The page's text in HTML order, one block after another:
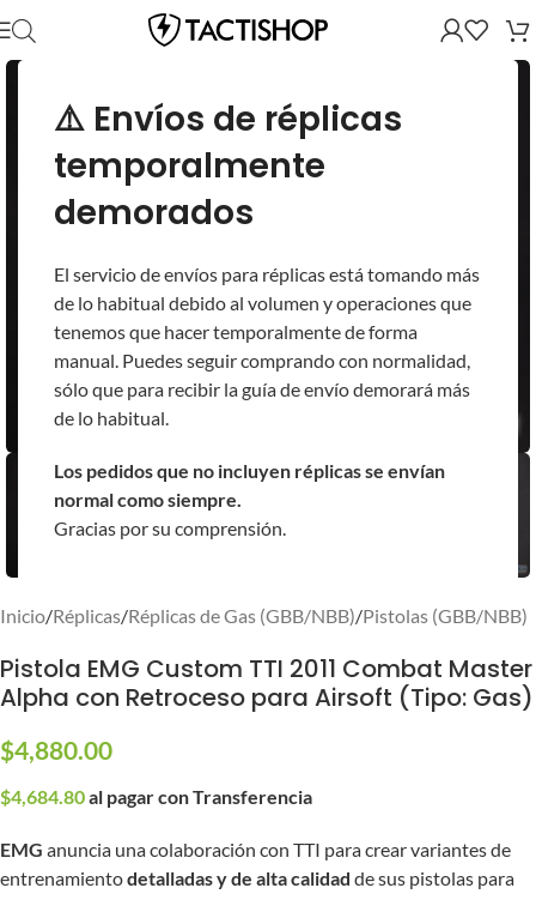
⚠️ Envíos de réplicas
temporalmente
demorados
El servicio de envíos para réplicas está tomando más
de lo habitual debido al volumen y operaciones que
tenemos que hacer temporalmente de forma
manual. Puedes seguir comprando con normalidad,
sólo que para recibir la guía de envío demorará más
de lo habitual.
Los pedidos que no incluyen réplicas se envían
normal como siempre.
Gracias por su comprensión.
Inicio/Réplicas/Réplicas de Gas (GBB/NBB)/Pistolas (GBB/NBB)
Pistola EMG Custom TTI 2011 Combat Master
Alpha con Retroceso para Airsoft (Tipo: Gas)
$4,880.00
$4,684.80al pagar con Transferencia
EMG anuncia una colaboración con TTI para crear variantes de
entrenamientodetalladas y de alta calidad de sus pistolas para